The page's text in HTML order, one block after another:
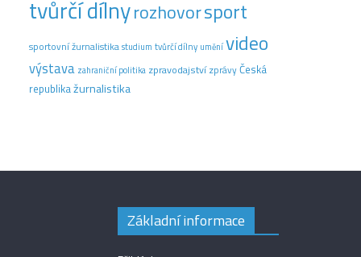
tvůrčí dílnyrozhovorsport
sportovní žurnalistikastudium tvůrčí dílny uměnívideo
výstava zahraniční politika zpravodajství zprávyČeská
republikažurnalistika
Základní informace